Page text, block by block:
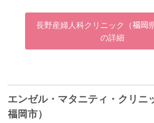
長野産婦人科クリニック（福岡
の詳細
エンゼル・マタニティ・クリニ
福岡市）